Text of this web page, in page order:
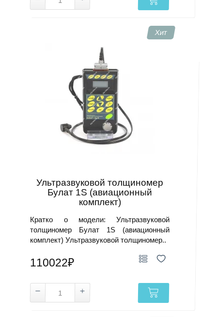
Хит
Ультразвуковой толщиномер
Булат 1S (авиационный
комплект)
Кратко о модели: Ультразвуковой
толщиномер Булат 1S (авиационный
комплект) Ультразвуковой толщиномер..
110022₽